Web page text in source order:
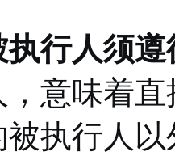
行人须
意味着
执行人